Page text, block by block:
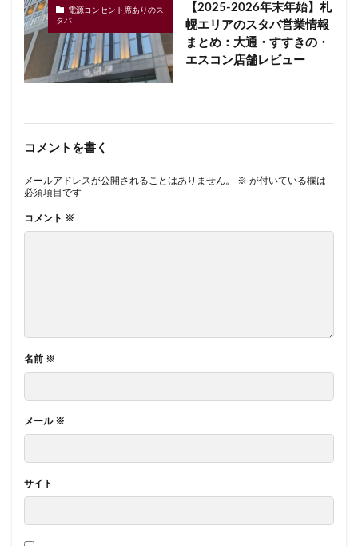
電源コンセント席ありのス
タバ
【2025-2026年末年始】札
幌エリアのスタバ営業情報
まとめ：大通・すすきの・
エスコン店舗レビュー
コメントを書く
メールアドレスが公開されることはありません。 ※ が付いている欄は
必須項目です
コメント ※
名前 ※
メール ※
サイト